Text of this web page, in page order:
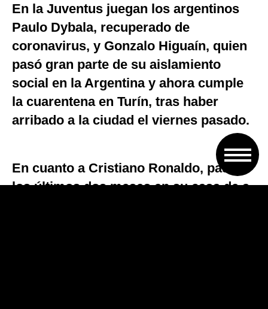
En la Juventus juegan los argentinos
Paulo Dybala, recuperado de
coronavirus, y Gonzalo Higuaín, quien
pasó gran parte de su aislamiento
social en la Argentina y ahora cumple
la cuarentena en Turín, tras haber
arribado a la ciudad el viernes pasado.
En cuanto a Cristiano Ronaldo, pasó
los últimos dos meses en su casa de a